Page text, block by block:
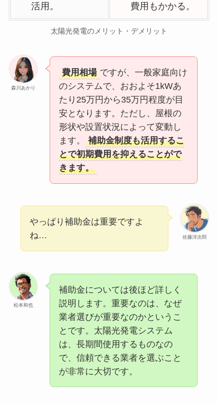
活用。 費用もかかる。
太陽光発電のメリット・デメリット
森川あかり
費用相場 ですが、一般家庭向け
のシステムで、おおよそ1kWあ
たり25万円から35万円程度が目
安となります。ただし、屋根の
形状や設置状況によって変動し
ます。
補助金制度も活用するこ
とで初期費用を抑えることがで
きます。
佐藤洋次郎
やっぱり補助金は重要ですよ
ね…
松本和也
補助金については後ほど詳しく
説明します。重要なのは、なぜ
業者選びが重要なのかというこ
とです。太陽光発電システム
は、長期間使用するものなの
で、信頼できる業者を選ぶこと
が非常に大切です。